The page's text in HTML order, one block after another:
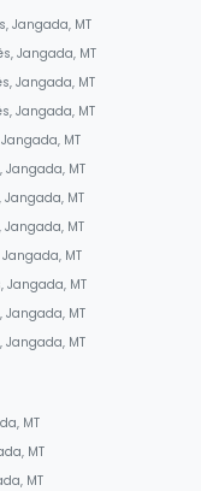
Jangada, MT
Jangada, MT
Jangada, MT
Jangada, MT
MT
MT
MT
MT
MT
MT
MT
MT
MT
MT
MT